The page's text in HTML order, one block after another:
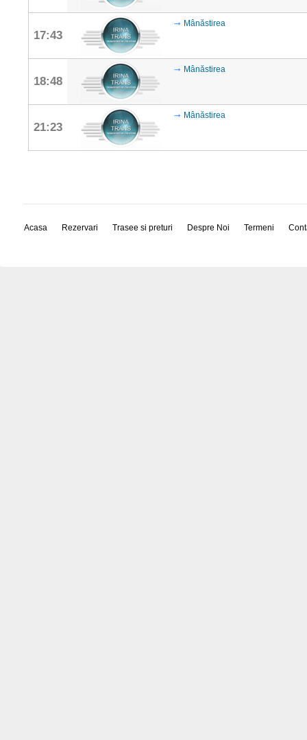
17:43
Mânăstirea
18:48
Mânăstirea
21:23
Mânăstirea
Acasa Rezervari Trasee si preturi Despre Noi Termeni